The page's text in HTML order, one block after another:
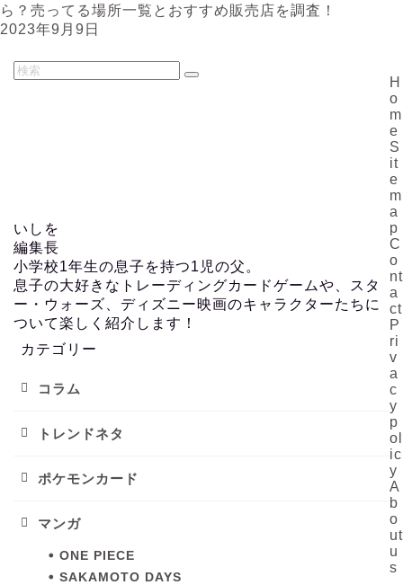
ら？売ってる場所一覧とおすすめ販売店を調査！
2023年9月9日
いしを
編集長
小学校1年生の息子を持つ1児の父。
息子の大好きなトレーディングカードゲームや、スタ
ー・ウォーズ、ディズニー映画のキャラクターたちに
ついて楽しく紹介します！
カテゴリー
コラム
トレンドネタ
ポケモンカード
マンガ
ONE PIECE
SAKAMOTO DAYS
H
o
m
e
S
it
e
m
a
p
C
o
nt
a
ct
P
ri
v
a
c
y
p
ol
ic
y
A
b
o
ut
u
s